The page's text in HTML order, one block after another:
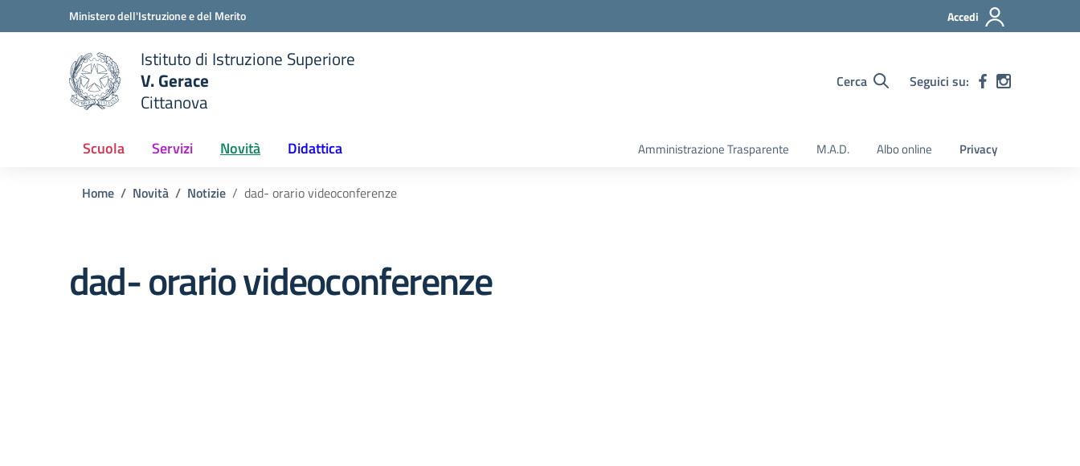
Vai ai contenuti
Vai al menu di navigazioneMinistero dell'Istruzione e del Merito Accedi
scuola
Istituto di Istruzione Superiore
V. Gerace
Cittanova
Cerca Seguici su:
Scuola Servizi Novità Didattica Amministrazione Trasparente M.A.D. Albo online Privacy
Home Novità Notizie dad- orario videoconferenze
dad- orario videoconferenze